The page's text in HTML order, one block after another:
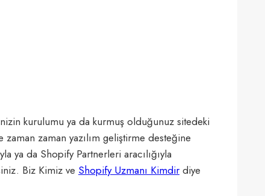
kurulumu ya da kurmuş olduğunuz sitedeki
zaman yazılım geliştirme desteğine
ya da Shopify Partnerleri aracılığıyla
Biz Kimiz ve Shopify Uzmanı Kimdir diye